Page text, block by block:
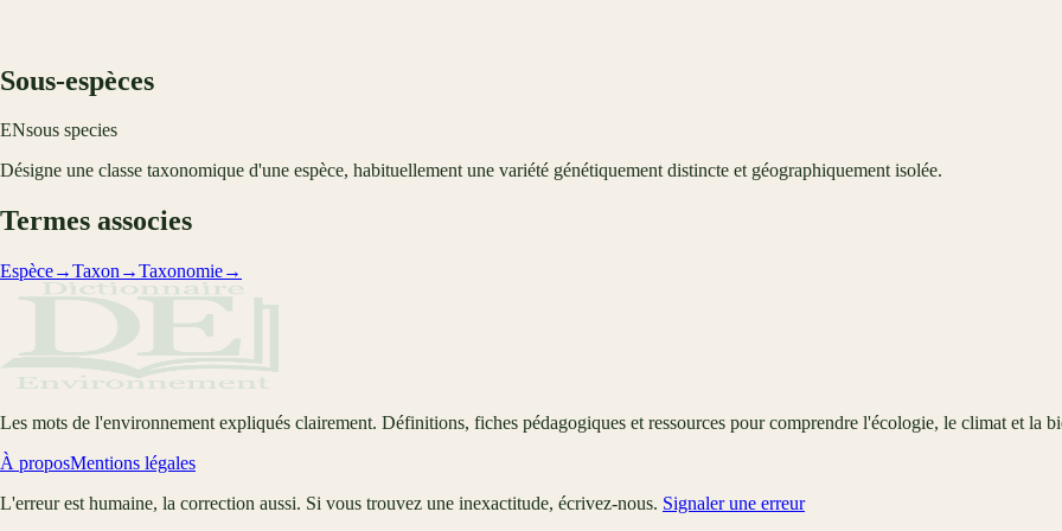
Sous-espèces
ENsous species
Désigne une classe taxonomique d'une espèce, habituellement une variété génétiquement distincte et géographiquement isolée.
Termes associes
Espèce→Taxon →Taxonomie→
Les mots de l'environnement expliqués clairement. Définitions, fiches pédagogiques et ressources pour comprendre l'écologie, le climat et la
À proposMentions légales
L'erreur est humaine, la correction aussi. Si vous trouvez une inexactitude, écrivez-nous. Signaler une erreur